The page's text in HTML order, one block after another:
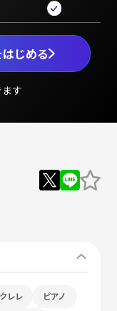
じめる
す
レレ ピアノ